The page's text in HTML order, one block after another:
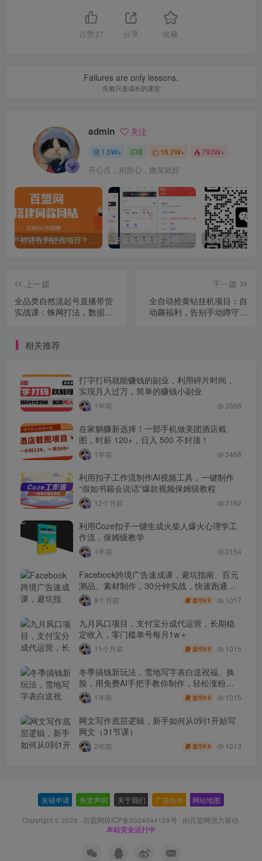
点赞 27 分享 收藏
Failures are only lessons.
失败只是成长的课堂
admin 关注
1.5W+ 0 16.2W+ 793W+
开心点，别担心，微笑就好
你还在到处找项目？还在当韭菜？我靠卖项目一个月收入5万+，曾经我也是个失败者。 开通知越网VIP会员，尊享全站资源免费下载，享70%的推广提成！！【限时五折优惠】
上一篇
全品类自然流起号直播带货
实战课：蛛网打法，数据选
下一篇
全自动抢黄钻挂机项目：自
动薅福利，告别手动蹲守！
相关推荐
打字打码就能赚钱的副业，利用碎片时间，
实现月入过万，简单的赚钱小副业
1年前 3566
在家躺赚新选择！一部手机做美团酒店截
图，时薪 120+，日入 500 不封顶！
1年前 3468
利用扣子工作流制作AI视频工具，一键制作
“假如书籍会说话”爆款视频保姆级教程
12个月前 3162
利用Coze扣子一键生成火柴人爆火心理学工
作流，保姆级教学
1年前 3154
Facebook跨境广告速成课，避坑指南、百元
测品、素材制作，30分钟实战，快速跑通首
单出单8个月前 盟币9.9 1017
九月风口项目，支付宝分成代运营，长期稳
定收入，零门槛单号每月1w＋
11个月前 盟币9.9 1015
冬季搞钱新玩法，雪地写字表白送祝福、换
脸，用免费AI手把手教你制作，轻松涨粉
3.5w，接单到手软
1年前 盟币9.9 1015
网文写作底层逻辑，新手如何从0到1开始写
网文（31节课）
2年前 盟币9.9 1013
友链申请 免责声明 关于我们 广告合作 网站地图
Copyright © 2023 · 百盟网琼ICP备2024044128号 · 由百盟网强力驱动.
本站安全运行中